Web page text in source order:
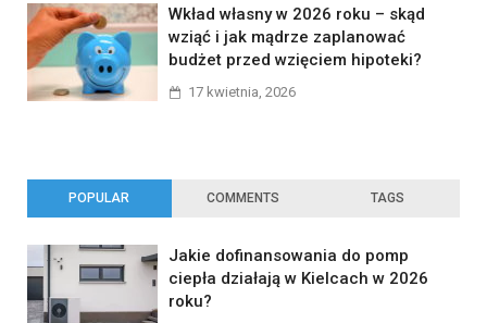
Wkład własny w 2026 roku – skąd
wziąć i jak mądrze zaplanować
budżet przed wzięciem hipoteki?
17 kwietnia, 2026
POPULAR COMMENTS TAGS
Jakie dofinansowania do pomp
ciepła działają w Kielcach w 2026
roku?